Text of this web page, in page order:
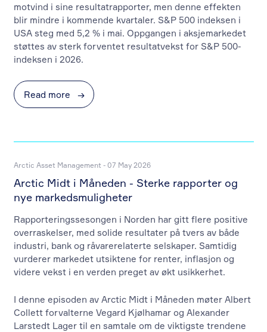
motvind i sine resultatrapporter, men denne effekten
blir mindre i kommende kvartaler. S&P 500 indeksen i
USA steg med 5,2 % i mai. Oppgangen i aksjemarkedet
støttes av sterk forventet resultatvekst for S&P 500-
indeksen i 2026.
Read more →
Arctic Asset Management - 07 May 2026
Arctic Midt i Måneden - Sterke rapporter og
nye markedsmuligheter
Rapporteringssesongen i Norden har gitt flere positive
overraskelser, med solide resultater på tvers av både
industri, bank og råvarerelaterte selskaper. Samtidig
vurderer markedet utsiktene for renter, inflasjon og
videre vekst i en verden preget av økt usikkerhet.
I denne episoden av Arctic Midt i Måneden møter Albert
Collett forvalterne Vegard Kjølhamar og Alexander
Larstedt Lager til en samtale om de viktigste trendene